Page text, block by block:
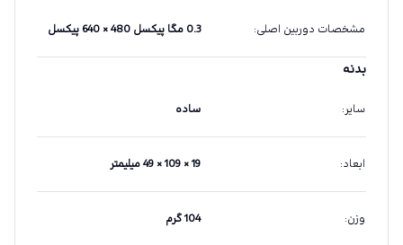
مشخصات دوربین اصلی: 0.3 مگا پیکسل 480 × 640 پیکسل
بدنه
سایر: ساده
ابعاد: 19 × 109 × 49 میلیمتر
وزن: 104 گرم